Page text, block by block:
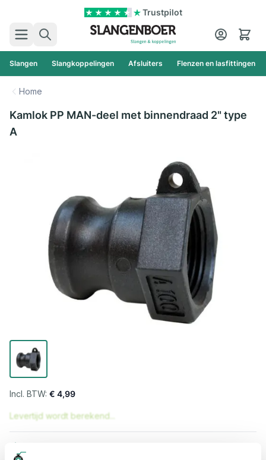
Trustpilot
Zoek
Cart
Slangen Slangkoppelingen Afsluiters Flenzen en lasfittingen
Home
Kamlok PP MAN-deel met binnendraad 2" type
A
€ 4,99
Levertijd wordt berekend...